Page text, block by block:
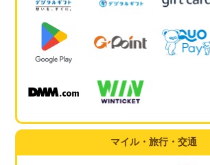
マイル・旅行・交通